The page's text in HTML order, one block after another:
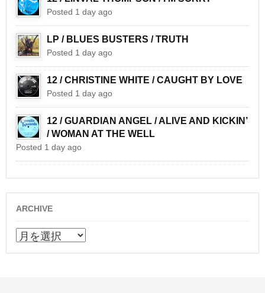
Posted 1 day ago
LP / BLUES BUSTERS / TRUTH
Posted 1 day ago
12 / CHRISTINE WHITE / CAUGHT BY LOVE
Posted 1 day ago
12 / GUARDIAN ANGEL / ALIVE AND KICKIN’
/ WOMAN AT THE WELL
Posted 1 day ago
ARCHIVE
ARCHIVE